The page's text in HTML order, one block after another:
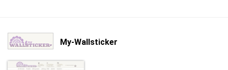
My-Wallsticker